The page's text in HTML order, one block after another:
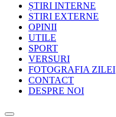
ȘTIRI INTERNE
STIRI EXTERNE
OPINII
UTILE
SPORT
VERSURI
FOTOGRAFIA ZILEI
CONTACT
DESPRE NOI